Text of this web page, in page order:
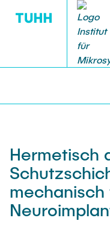
BlueMat
ForLab HELIOS
TECHNOLOGIE
Photolithographie
Hermetisch
mechanisch